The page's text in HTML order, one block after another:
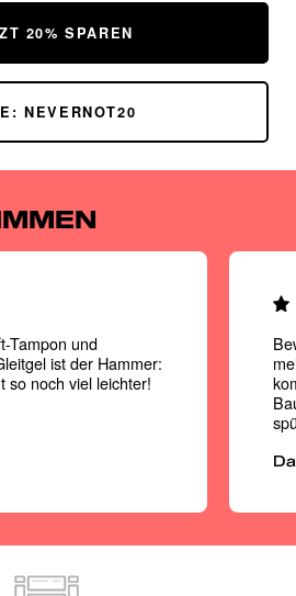
20% SPAREN
NEVERNOT20
Tampon und
ist der Hammer:
so noch viel leichter!